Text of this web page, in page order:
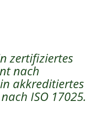
zertifiziertes
nach
akkreditiertes
ISO 17025.